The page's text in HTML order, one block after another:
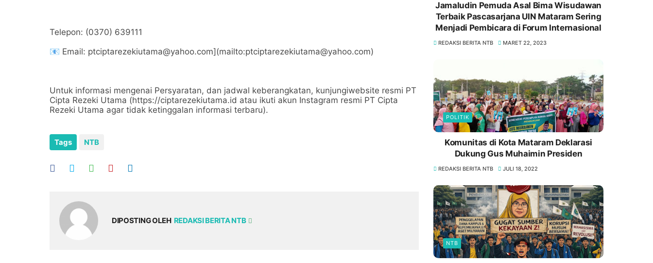
Telepon: (0370) 639111
📧 Email: ptciptarezekiutama@yahoo.com](mailto:ptciptarezekiutama@yahoo.com)
Untuk informasi mengenai Persyaratan, dan jadwal keberangkatan, kunjungiwebsite resmi PT
Cipta Rezeki Utama (https://ciptarezekiutama.id atau ikuti akun Instagram resmi PT Cipta
Rezeki Utama agar tidak ketinggalan informasi terbaru).
Tags NTB
DIPOSTING OLEH REDAKSI BERITA NTB
Jamaludin Pemuda Asal Bima Wisudawan
Terbaik Pascasarjana UIN Mataram Sering
Menjadi Pembicara di Forum Internasional
REDAKSI BERITA NTB MARET 22, 2023
POLITIK
Komunitas di Kota Mataram Deklarasi
Dukung Gus Muhaimin Presiden
REDAKSI BERITA NTB JULI 18, 2022
NTB